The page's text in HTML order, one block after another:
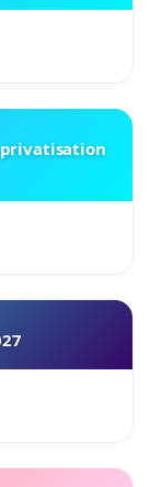
privatisation